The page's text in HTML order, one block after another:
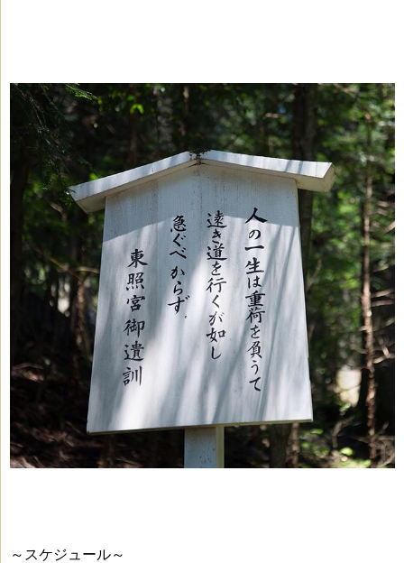
～スケジュール～